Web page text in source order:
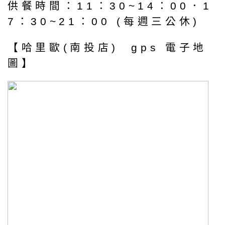
供餐時間：11：30~14：00．1
7：30~21：00 (每週三公休)
【哈里歐(南投店) gps 電子地
圖】